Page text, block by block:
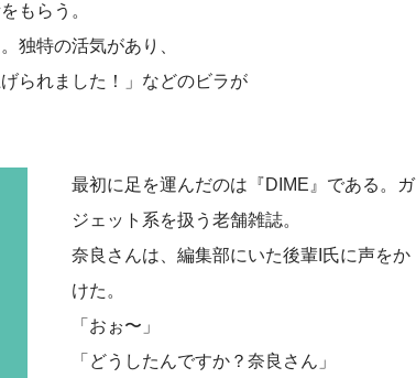
もらう。
独特の活気があり、
られました！」などのビラが
最初に足を運んだのは『DIME』である。ガ
ジェット系を扱う老舗雑誌。
奈良さんは、編集部にいた後輩I氏に声をか
けた。
「おぉ〜」
「どうしたんですか？奈良さん」